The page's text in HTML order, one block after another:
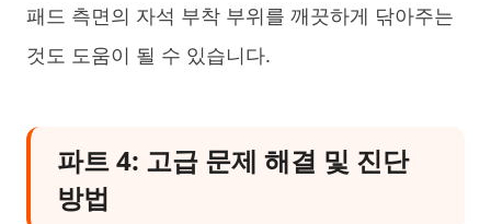
패드 측면의 자석 부착 부위를 깨끗하게 닦아주는
것도 도움이 될 수 있습니다.
파트 4: 고급 문제 해결 및 진단
방법